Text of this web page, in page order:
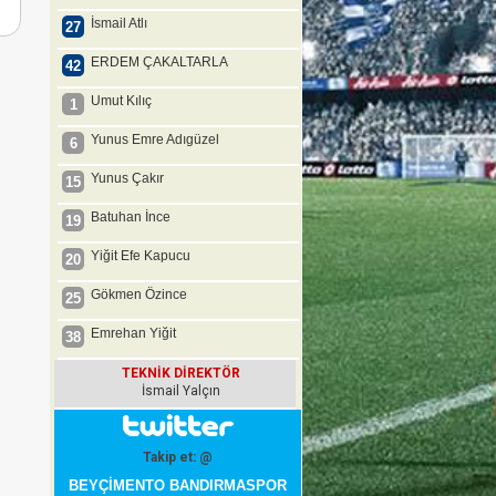
27 İsmail Atlı
42 ERDEM ÇAKALTARLA
1 Umut Kılıç
6 Yunus Emre Adıgüzel
15 Yunus Çakır
19 Batuhan İnce
20 Yiğit Efe Kapucu
25 Gökmen Özince
38 Emrehan Yiğit
TEKNİK DİREKTÖR
İsmail Yalçın
Takip et: @
BEYÇİMENTO BANDIRMASPOR